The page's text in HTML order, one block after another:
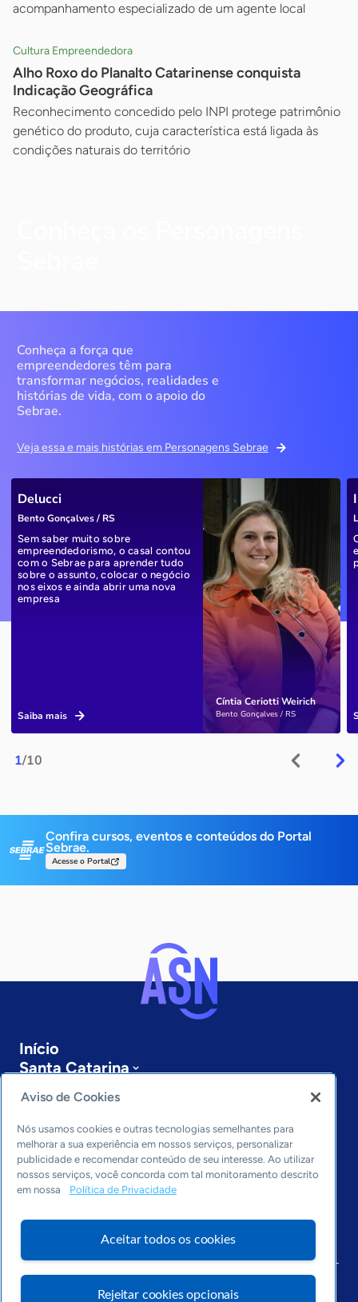
acompanhamento especializado de um agente local
Cultura Empreendedora
Alho Roxo do Planalto Catarinense conquista
Indicação Geográfica
Reconhecimento concedido pelo INPI protege patrimônio
genético do produto, cuja característica está ligada às
condições naturais do território
Conheça a força que
empreendedores têm para
transformar negócios, realidades e
histórias de vida, com o apoio do
Sebrae.
Veja essa e mais histórias em Personagens Sebrae
1/10
Cíntia Ceriotti Weirich
Bento Gonçalves / RS
Delucci
Bento Gonçalves / RS
Sem saber muito sobre
empreendedorismo, o casal contou
com o Sebrae para aprender tudo
sobre o assunto, colocar o negócio
nos eixos e ainda abrir uma nova
empresa
Saiba mais
Confira cursos, eventos e conteúdos do Portal
Sebrae.
Acesse o Portal
Início
Santa Catarina
Sobre a ASN
Últimas notícias
Entre em contato
Editorias
Economia & Política
Inovação & Tecnologia
Cultura empreendedora
Arquivo
Aviso de Cookies
Nós usamos cookies e outras tecnologias semelhantes para
melhorar a sua experiência em nossos serviços, personalizar
publicidade e recomendar conteúdo de seu interesse. Ao utilizar
nossos serviços, você concorda com tal monitoramento descrito
em nossa
Política de Privacidade
Aceitar todos os cookies
Rejeitar cookies opcionais